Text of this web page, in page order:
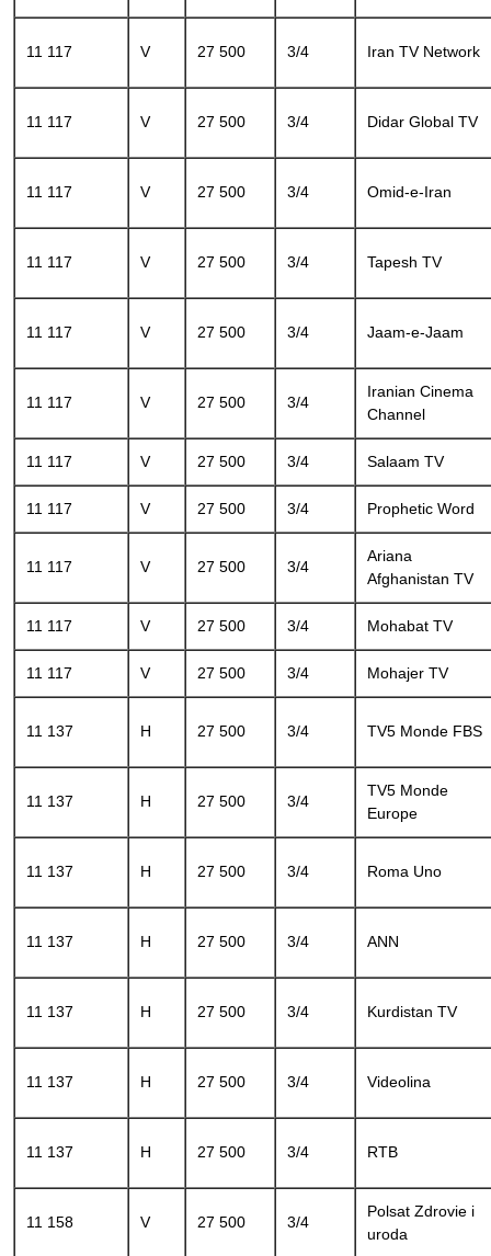
11 117 V 27 500 3/4 Iran TV Network
11 117 V 27 500 3/4 Didar Global TV
11 117 V 27 500 3/4 Omid-e-Iran
11 117 V 27 500 3/4 Tapesh TV
11 117 V 27 500 3/4 Jaam-e-Jaam
11 117 V 27 500 3/4
Iranian Cinema
Channel
11 117 V 27 500 3/4 Salaam TV
11 117 V 27 500 3/4 Prophetic Word
11 117 V 27 500 3/4
Ariana
Afghanistan TV
11 117 V 27 500 3/4 Mohabat TV
11 117 V 27 500 3/4 Mohajer TV
11 137 H 27 500 3/4 TV5 Monde FBS
11 137 H 27 500 3/4
TV5 Monde
Europe
11 137 H 27 500 3/4 Roma Uno
11 137 H 27 500 3/4 ANN
11 137 H 27 500 3/4 Kurdistan TV
11 137 H 27 500 3/4 Videolina
11 137 H 27 500 3/4 RTB
11 158 V 27 500 3/4
Polsat Zdrovie i
uroda